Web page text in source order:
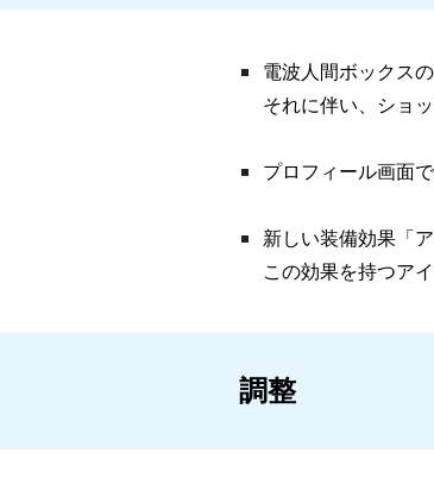
電波人間ボックス
それに伴い、ショ
プロフィール画面
新しい装備効果「
この効果を持つア
調整